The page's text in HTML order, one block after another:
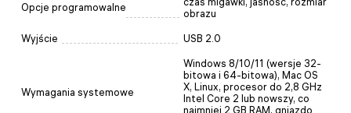
Opcje programowalne
obrazu
Wyjście USB 2.0
Wymagania systemowe
Windows 8/10/11 (wersje 32-
bitowa i 64-bitowa), Mac OS
X, Linux, procesor do 2,8 GHz
Intel Core 2 lub nowszy, co
najmniej 2 GB RAM, gniazdo